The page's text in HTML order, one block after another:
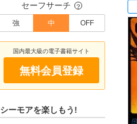
セーフサーチ ？
強 中 OFF
国内最大級の電子書籍サイト
無料会員登録
シーモアを楽しもう!